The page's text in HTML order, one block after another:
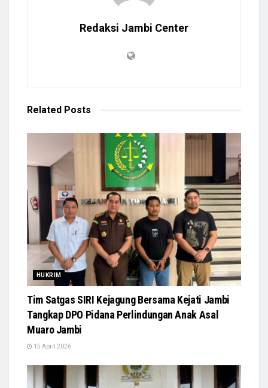
Redaksi Jambi Center
Related Posts
HUKRIM
Tim Satgas SIRI Kejagung Bersama Kejati Jambi
Tangkap DPO Pidana Perlindungan Anak Asal
Muaro Jambi
15 April 2026